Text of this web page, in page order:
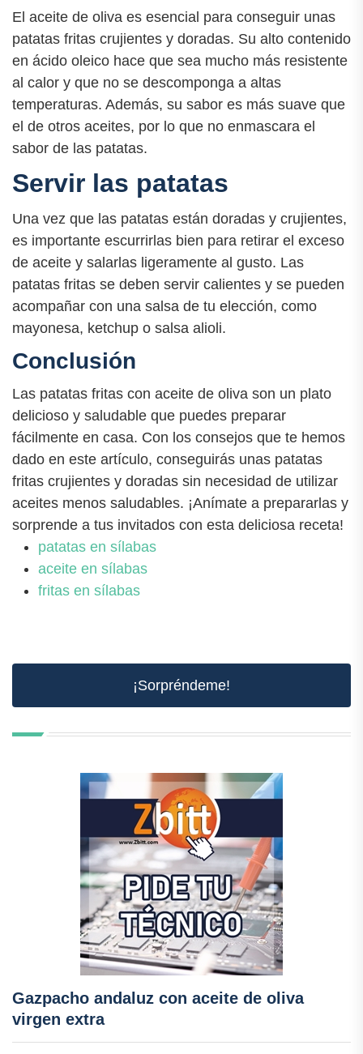
El aceite de oliva es esencial para conseguir unas
patatas fritas crujientes y doradas. Su alto contenido
en ácido oleico hace que sea mucho más resistente
al calor y que no se descomponga a altas
temperaturas. Además, su sabor es más suave que
el de otros aceites, por lo que no enmascara el
sabor de las patatas.
Servir las patatas
Una vez que las patatas están doradas y crujientes,
es importante escurrirlas bien para retirar el exceso
de aceite y salarlas ligeramente al gusto. Las
patatas fritas se deben servir calientes y se pueden
acompañar con una salsa de tu elección, como
mayonesa, ketchup o salsa alioli.
Conclusión
Las patatas fritas con aceite de oliva son un plato
delicioso y saludable que puedes preparar
fácilmente en casa. Con los consejos que te hemos
dado en este artículo, conseguirás unas patatas
fritas crujientes y doradas sin necesidad de utilizar
aceites menos saludables. ¡Anímate a prepararlas y
sorprende a tus invitados con esta deliciosa receta!
patatas en sílabas
aceite en sílabas
fritas en sílabas
¡Sorpréndeme!
Gazpacho andaluz con aceite de oliva
virgen extra